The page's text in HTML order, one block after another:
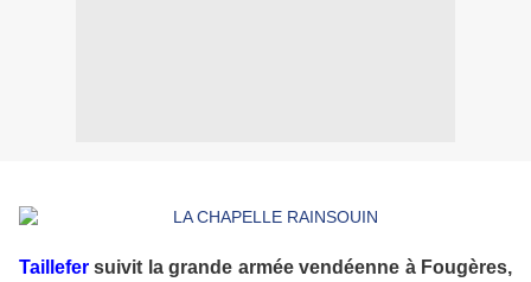
Taillefer suivit la grande armée vendéenne à Fougères,